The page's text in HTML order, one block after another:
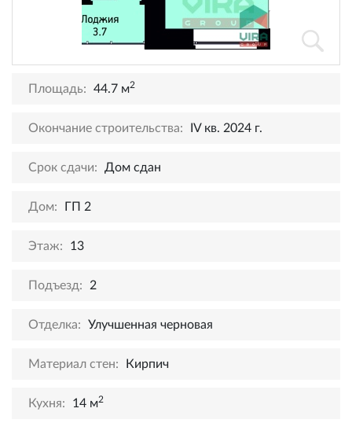
Площадь: 44.7 м2
Окончание строительства: IV кв. 2024 г.
Срок сдачи: Дом сдан
Дом: ГП 2
Этаж: 13
Подъезд: 2
Отделка: Улучшенная черновая
Материал стен: Кирпич
Кухня: 14 м2